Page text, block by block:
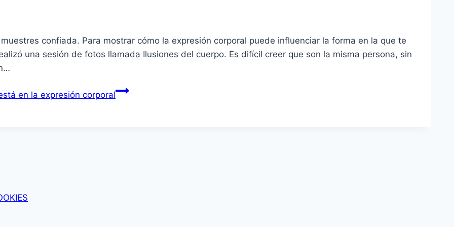
confiada. Para mostrar cómo la expresión corporal puede influenciar la forma en la que te
una sesión de fotos llamada Ilusiones del cuerpo. Es difícil creer que son la misma persona, sin
en la expresión corporal